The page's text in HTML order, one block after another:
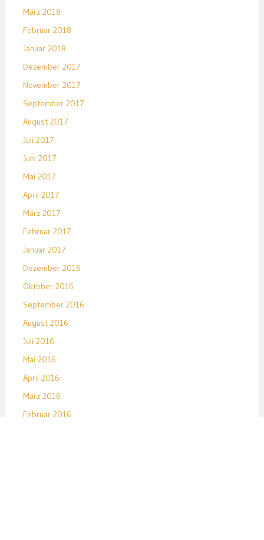
März 2018
Februar 2018
Januar 2018
Dezember 2017
November 2017
September 2017
August 2017
Juli 2017
Juni 2017
Mai 2017
April 2017
März 2017
Februar 2017
Januar 2017
Dezember 2016
Oktober 2016
September 2016
August 2016
Juli 2016
Mai 2016
April 2016
März 2016
Februar 2016